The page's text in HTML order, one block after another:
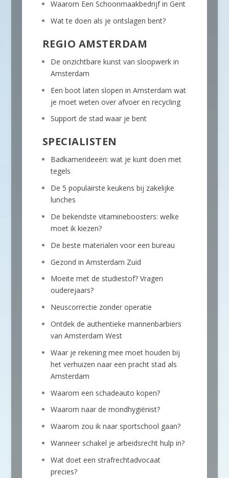
Waarom Een Schoonmaakbedrijf in Gent
Wat te doen als je ontslagen bent?
REGIO AMSTERDAM
De onzichtbare kunst van sloopwerk in
Amsterdam
Een boot laten slopen in Amsterdam wat
je moet weten over afvoer en recycling
Support de stad waar je bent
SPECIALISTEN
Badkamerideeën: wat je kunt doen met
tegels
De 5 populairste keukens bij zakelijke
lunches
De bekendste vitamineboosters: welke
moet ik kiezen?
De beste materialen voor een bureau
Gezond in Amsterdam Zuid
Moeite met de studiestof? Vragen
ouderejaars?
Neuscorrectie zonder operatie
Ontdek de authentieke mannenbarbiers
van Amsterdam West
Waar je rekening mee moet houden bij
het verhuizen naar een pracht stad als
Amsterdam
Waarom een schadeauto kopen?
Waarom naar de mondhygiënist?
Waarom zou ik naar sportschool gaan?
Wanneer schakel je arbeidsrecht hulp in?
Wat doet een strafrechtadvocaat
precies?